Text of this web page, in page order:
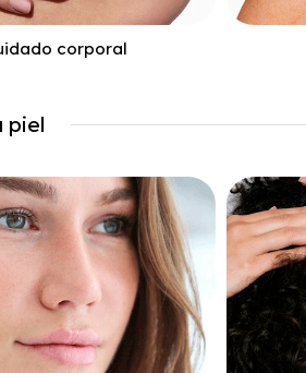
corporal
piel